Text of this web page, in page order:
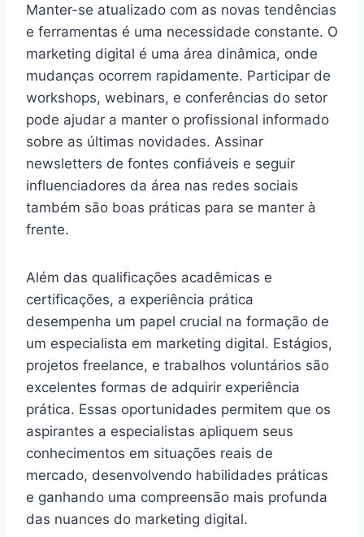
Manter-se atualizado com as novas tendências
e ferramentas é uma necessidade constante. O
marketing digital é uma área dinâmica, onde
mudanças ocorrem rapidamente. Participar de
workshops, webinars, e conferências do setor
pode ajudar a manter o profissional informado
sobre as últimas novidades. Assinar
newsletters de fontes confiáveis e seguir
influenciadores da área nas redes sociais
também são boas práticas para se manter à
frente.
Além das qualificações acadêmicas e
certificações, a experiência prática
desempenha um papel crucial na formação de
um especialista em marketing digital. Estágios,
projetos freelance, e trabalhos voluntários são
excelentes formas de adquirir experiência
prática. Essas oportunidades permitem que os
aspirantes a especialistas apliquem seus
conhecimentos em situações reais de
mercado, desenvolvendo habilidades práticas
e ganhando uma compreensão mais profunda
das nuances do marketing digital.